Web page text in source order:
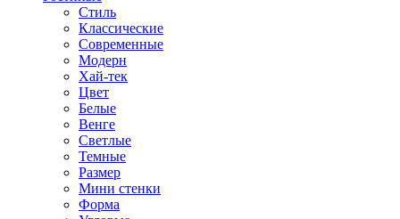
Стиль
Классические
Современные
Модерн
Хай-тек
Цвет
Белые
Венге
Светлые
Темные
Размер
Мини стенки
Форма